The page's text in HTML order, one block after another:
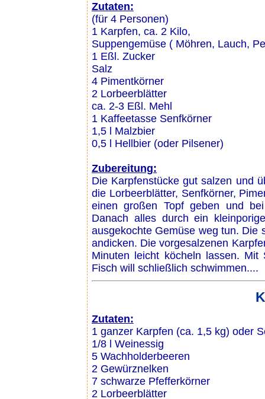
Zutaten:
(für 4 Personen)
1 Karpfen, ca. 2 Kilo,
Suppengemüse ( Möhren, Lauch,
1 Eßl. Zucker
Salz
4 Pimentkörner
2 Lorbeerblätter
ca. 2-3 Eßl. Mehl
1 Kaffeetasse Senfkörner
1,5 l Malzbier
0,5 l Hellbier (oder Pilsener)
Zubereitung:
Die Karpfenstücke gut salzen und
die Lorbeerblätter, Senfkörner,
einen großen Topf geben und
Danach alles durch ein
ausgekochte Gemüse weg tun. Die
andicken. Die vorgesalzenen
Minuten leicht köcheln lassen.
Fisch will schließlich schwimmen....
Zutaten:
1 ganzer Karpfen (ca. 1,5 kg) oder
1/8 l Weinessig
5 Wachholderbeeren
2 Gewürznelken
7 schwarze Pfefferkörner
2 Lorbeerblätter